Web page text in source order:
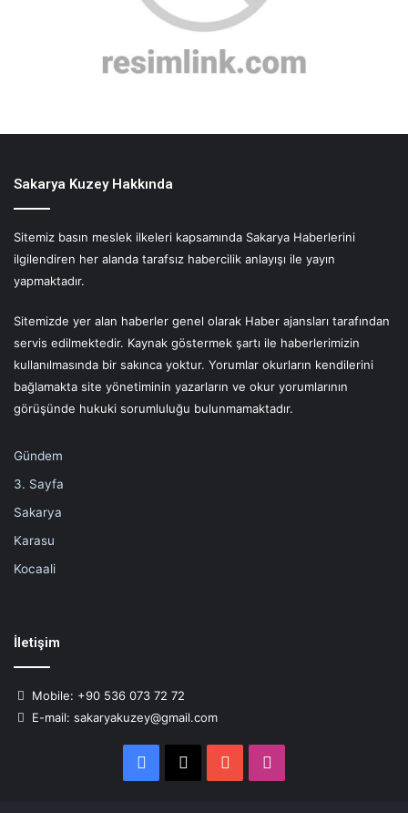
Sakarya Kuzey Hakkında
Sitemiz basın meslek ilkeleri kapsamında Sakarya Haberlerini
ilgilendiren her alanda tarafsız habercilik anlayışı ile yayın
yapmaktadır.
Sitemizde yer alan haberler genel olarak Haber ajansları tarafından
servis edilmektedir. Kaynak göstermek şartı ile haberlerimizin
kullanılmasında bir sakınca yoktur. Yorumlar okurların kendilerini
bağlamakta site yönetiminin yazarların ve okur yorumlarının
görüşünde hukuki sorumluluğu bulunmamaktadır.
Gündem
3. Sayfa
Sakarya
Karasu
Kocaali
İletişim
Mobile: +90 536 073 72 72
E-mail: sakaryakuzey@gmail.com
Facebook YouTube